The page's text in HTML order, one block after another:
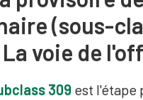
(sous-
voie de
309 est l'étape